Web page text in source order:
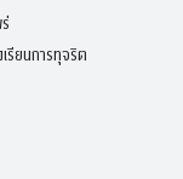
รียนการทุจริต